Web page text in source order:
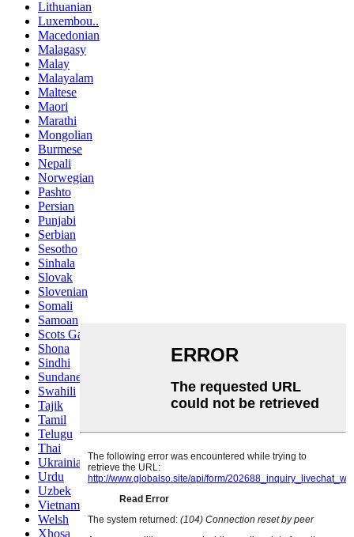
Lithuanian
Luxembou..
Macedonian
Malagasy
Malay
Malayalam
Maltese
Maori
Marathi
Mongolian
Burmese
Nepali
Norwegian
Pashto
Persian
Punjabi
Serbian
Sesotho
Sinhala
Slovak
Slovenian
Somali
Samoan
Scots Gaelic
Shona
Sindhi
Sundanese
Swahili
Tajik
Tamil
Telugu
Thai
Ukrainian
Urdu
Uzbek
Vietnamese
Welsh
Xhosa